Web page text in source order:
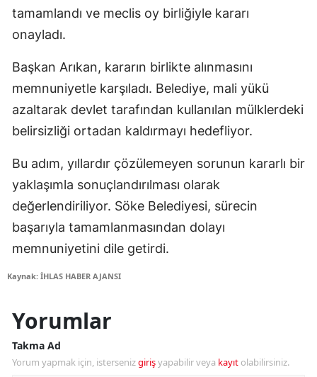
tamamlandı ve meclis oy birliğiyle kararı
onayladı.
Başkan Arıkan, kararın birlikte alınmasını
memnuniyetle karşıladı. Belediye, mali yükü
azaltarak devlet tarafından kullanılan mülklerdeki
belirsizliği ortadan kaldırmayı hedefliyor.
Bu adım, yıllardır çözülemeyen sorunun kararlı bir
yaklaşımla sonuçlandırılması olarak
değerlendiriliyor. Söke Belediyesi, sürecin
başarıyla tamamlanmasından dolayı
memnuniyetini dile getirdi.
Kaynak: İHLAS HABER AJANSI
Yorumlar
Takma Ad
Yorum yapmak için, istersenizgirişyapabilir veya kayıt olabilirsiniz.